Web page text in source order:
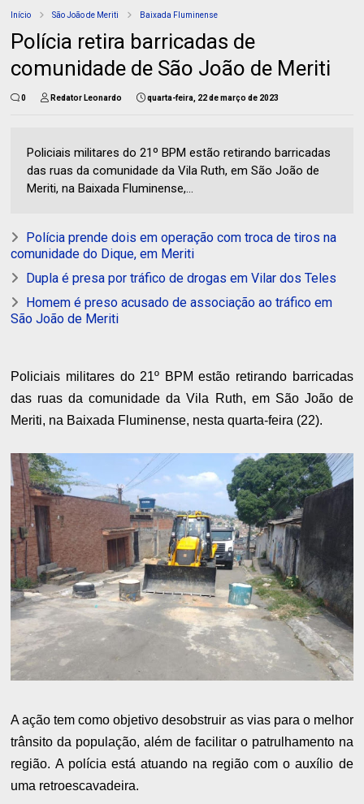
Início São João de Meriti Baixada Fluminense
Polícia retira barricadas de
comunidade de São João de Meriti
0 Redator Leonardo quarta-feira, 22 de março de 2023
Policiais militares do 21º BPM estão retirando barricadas
das ruas da comunidade da Vila Ruth, em São João de
Meriti, na Baixada Fluminense,...
Polícia prende dois em operação com troca de tiros na
comunidade do Dique, em Meriti
Dupla é presa por tráfico de drogas em Vilar dos Teles
Homem é preso acusado de associação ao tráfico em
São João de Meriti
Policiais militares do 21º BPM estão retirando barricadas
das ruas da comunidade da Vila Ruth, em São João de
Meriti, na Baixada Fluminense, nesta quarta-feira (22).
A ação tem como objetivo desobstruir as vias para o melhor
trânsito da população, além de facilitar o patrulhamento na
região. A polícia está atuando na região com o auxílio de
uma retroescavadeira.